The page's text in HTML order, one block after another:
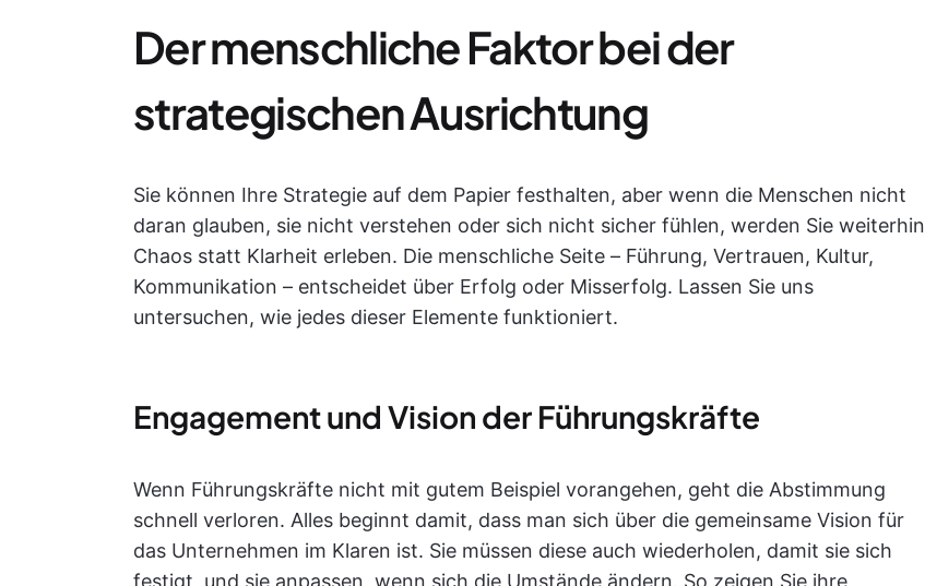
Der menschliche Faktor bei der
strategischen Ausrichtung
Sie können Ihre Strategie auf dem Papier festhalten, aber wenn die Menschen nicht
daran glauben, sie nicht verstehen oder sich nicht sicher fühlen, werden Sie weiterhin
Chaos statt Klarheit erleben. Die menschliche Seite – Führung, Vertrauen, Kultur,
Kommunikation – entscheidet über Erfolg oder Misserfolg. Lassen Sie uns
untersuchen, wie jedes dieser Elemente funktioniert.
Engagement und Vision der Führungskräfte
Wenn Führungskräfte nicht mit gutem Beispiel vorangehen, geht die Abstimmung
schnell verloren. Alles beginnt damit, dass man sich über die gemeinsame Vision für
das Unternehmen im Klaren ist. Sie müssen diese auch wiederholen, damit sie sich
festigt, und sie anpassen, wenn sich die Umstände ändern. So zeigen Sie ihre